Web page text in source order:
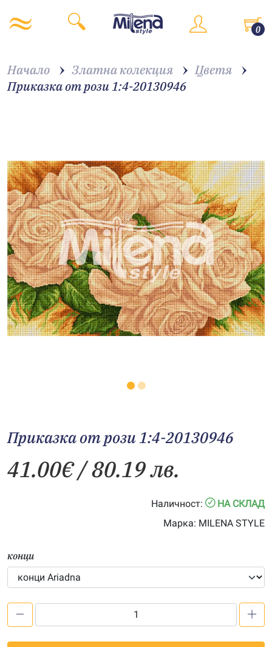
0
Начало Златна колекция
Цветя
Приказка от рози 1:4-20130946
Приказка от рози 1:4-20130946
41.00€/ 80.19 лв.
Наличност:
НА СКЛАД
Марка: MILENA STYLE
конци